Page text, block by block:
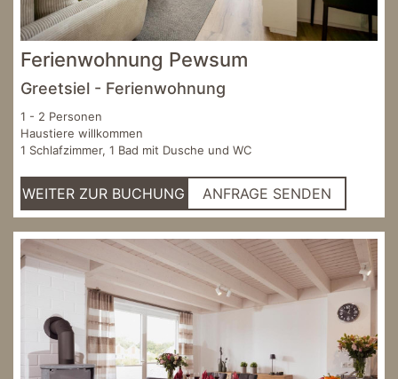
Ferienwohnung Pewsum
Greetsiel - Ferienwohnung
1 - 2 Personen
Haustiere willkommen
1 Schlafzimmer, 1 Bad mit Dusche und WC
WEITER ZUR BUCHUNG ANFRAGE SENDEN